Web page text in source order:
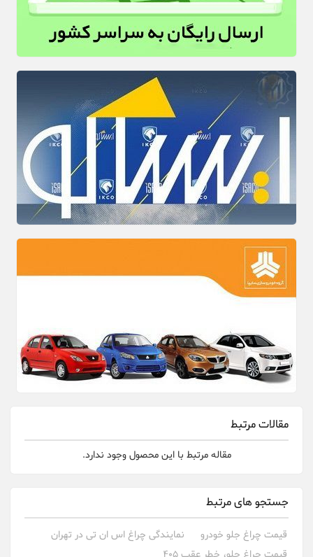
مقالات مرتبط
مقاله مرتبط با این محصول وجود ندارد.
جستجو های مرتبط
قیمت چراغ جلو خودرو
نمایندگی چراغ اس ان تی در تهران